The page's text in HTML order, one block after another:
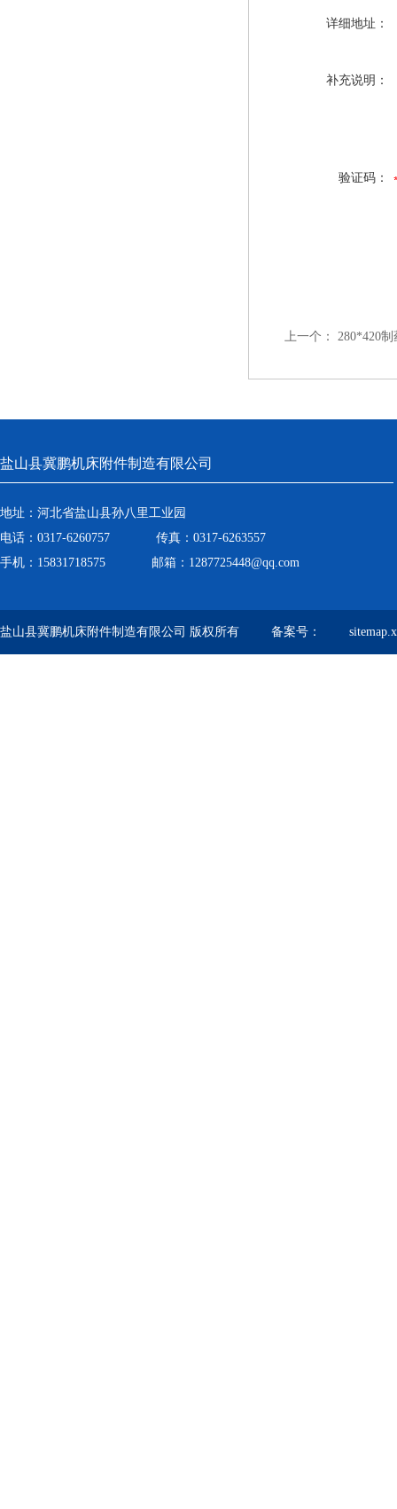
详细地址：
补充说明：
验证码：
上一个： 280*420
盐山县冀鹏机床附件制造有限公司
地址：河北省盐山县孙八里工业园
电话：0317-6260757 传真：0317-6263557
手机：15831718575 邮箱：1287725448@qq.com
盐山县冀鹏机床附件制造有限公司 版权所有 备案号：